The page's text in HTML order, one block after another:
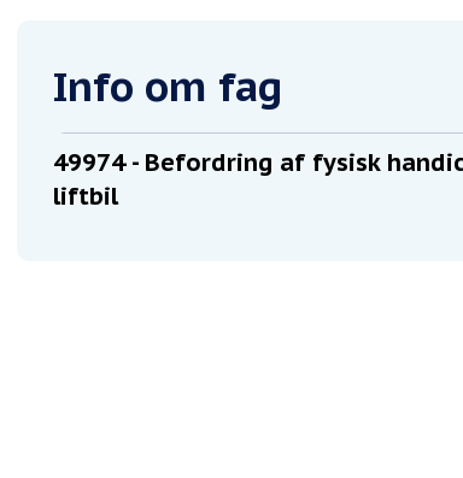
Info om fag
49974- Befordring af fysisk
liftbil